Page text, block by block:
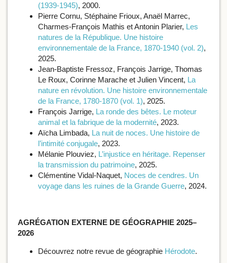
(1939-1945), 2000.
Pierre Cornu, Stéphaine Frioux, Anaël Marrec,
Charmes-François Mathis et Antonin Plarier, Les
natures de la République. Une histoire
environnementale de la France, 1870-1940 (vol. 2),
2025.
Jean-Baptiste Fressoz, François Jarrige, Thomas
Le Roux, Corinne Marache et Julien Vincent, La
nature en révolution. Une histoire environnementale
de la France, 1780-1870 (vol. 1), 2025.
François Jarrige, La ronde des bêtes. Le moteur
animal et la fabrique de la modernité, 2023.
Aïcha Limbada, La nuit de noces. Une histoire de
l’intimité conjugale, 2023.
Mélanie Plouviez, L’injustice en héritage. Repenser
la transmission du patrimoine, 2025.
Clémentine Vidal-Naquet, Noces de cendres. Un
voyage dans les ruines de la Grande Guerre, 2024.
AGRÉGATION EXTERNE DE GÉOGRAPHIE 2025–
2026
Découvrez notre revue de géographie Hérodote.